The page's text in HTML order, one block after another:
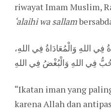
riwayat Imam Muslim,
‘alaihi wa sallam
فِي اللهِ وَالْمُعَادَاةُ فِي اللهِ،
فِي اللهِ وَالْبُغْضُ فِي اللهِ
“Ikatan iman yang
karena Allah dan